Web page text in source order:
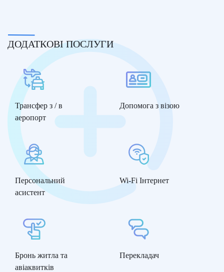
ДОДАТКОВІ ПОСЛУГИ
Трансфер з / в
аеропорт
Допомога з візою
Персональний
асистент
Wi-Fi Інтернет
Бронь житла та
авіаквитків
Перекладач